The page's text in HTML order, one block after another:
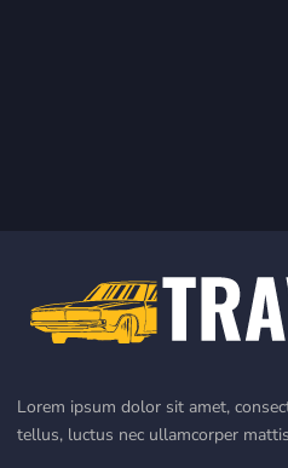
Lorem ipsum dolor sit amet,
tellus, luctus nec ullamcorper